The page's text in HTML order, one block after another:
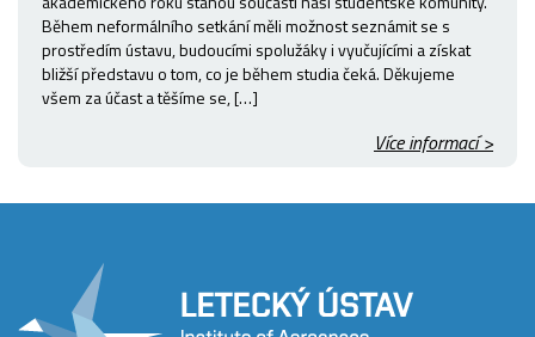
Během neformálního setkání měli možnost seznámit se s
prostředím ústavu, budoucími spolužáky i vyučujícími a získat
bližší představu o tom, co je během studia čeká. Děkujeme
všem za účast a těšíme se, […]
Více informací >